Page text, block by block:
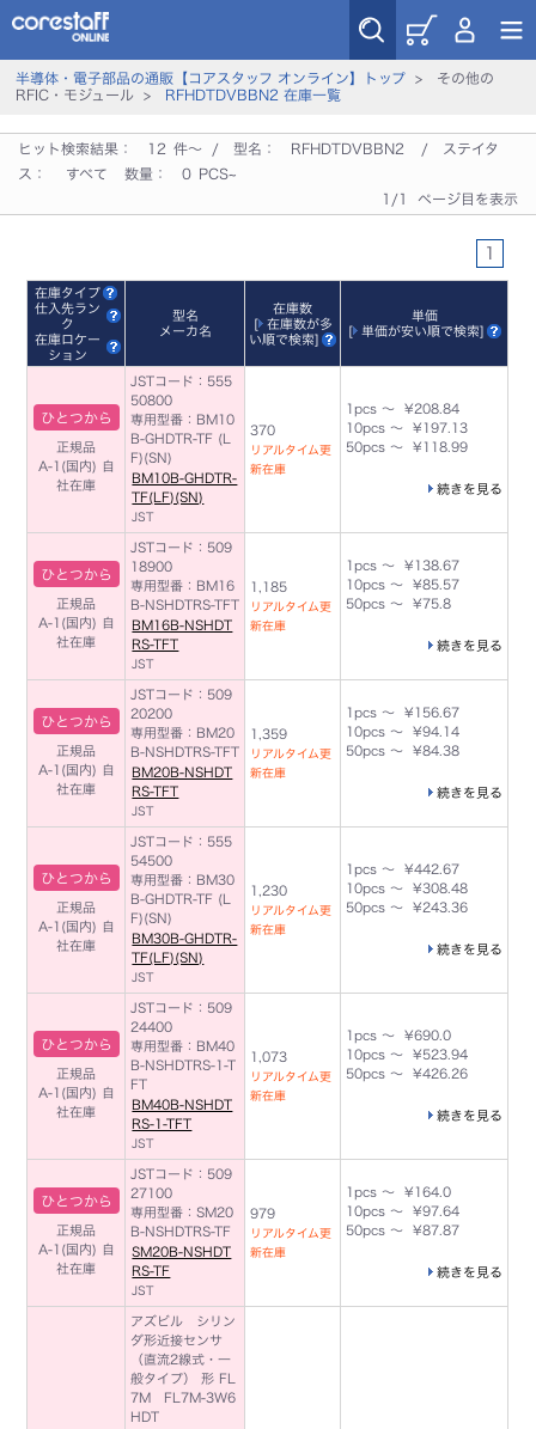
半導体・電子部品の通販【コアスタッフ オンライン】トップ> その他の
RFIC・モジュール >
RFHDTDVBBN2 在庫一覧
ヒット検索結果： 12 件～ / 型名： RFHDTDVBBN2
/ ステイタ
ス：
すべて 数量： 0 PCS~
1/1 ページ目を表示
1
在庫タイプ
仕入先ラン
ク
在庫ロケー
ション
型名
メーカ名
在庫数
[
在庫数が多
い順で検索]
単価
[
単価が安い順で検索]
ひとつから
正規品
A-1(国内)
自
社在庫
JSTコード：555
50800
専用型番：BM10
B-GHDTR-TF (L
F)(SN)
BM10B-GHDTR-
TF(LF)(SN)
JST
370
リアルタイム更
新在庫
1pcs ～ ¥208.84
10pcs ～ ¥197.13
50pcs ～ ¥118.99
続きを見る
ひとつから
正規品
A-1(国内)
自
社在庫
JSTコード：509
18900
専用型番：BM16
B-NSHDTRS-TFT
BM16B-NSHDT
RS-TFT
JST
1,185
リアルタイム更
新在庫
1pcs ～ ¥138.67
10pcs ～ ¥85.57
50pcs ～ ¥75.8
続きを見る
ひとつから
正規品
A-1(国内)
自
社在庫
JSTコード：509
20200
専用型番：BM20
B-NSHDTRS-TFT
BM20B-NSHDT
RS-TFT
JST
1,359
リアルタイム更
新在庫
1pcs ～ ¥156.67
10pcs ～ ¥94.14
50pcs ～ ¥84.38
続きを見る
ひとつから
正規品
A-1(国内)
自
社在庫
JSTコード：555
54500
専用型番：BM30
B-GHDTR-TF (L
F)(SN)
BM30B-GHDTR-
TF(LF)(SN)
JST
1,230
リアルタイム更
新在庫
1pcs ～ ¥442.67
10pcs ～ ¥308.48
50pcs ～ ¥243.36
続きを見る
ひとつから
正規品
A-1(国内)
自
社在庫
JSTコード：509
24400
専用型番：BM40
B-NSHDTRS-1-T
FT
BM40B-NSHDT
RS-1-TFT
JST
1,073
リアルタイム更
新在庫
1pcs ～ ¥690.0
10pcs ～ ¥523.94
50pcs ～ ¥426.26
続きを見る
ひとつから
正規品
A-1(国内)
自
社在庫
JSTコード：509
27100
専用型番：SM20
B-NSHDTRS-TF
SM20B-NSHDT
RS-TF
JST
979
リアルタイム更
新在庫
1pcs ～ ¥164.0
10pcs ～ ¥97.64
50pcs ～ ¥87.87
続きを見る
アズビル シリン
ダ形近接センサ
（直流2線式・一
般タイプ） 形 FL
7M FL7M-3W6
HDT